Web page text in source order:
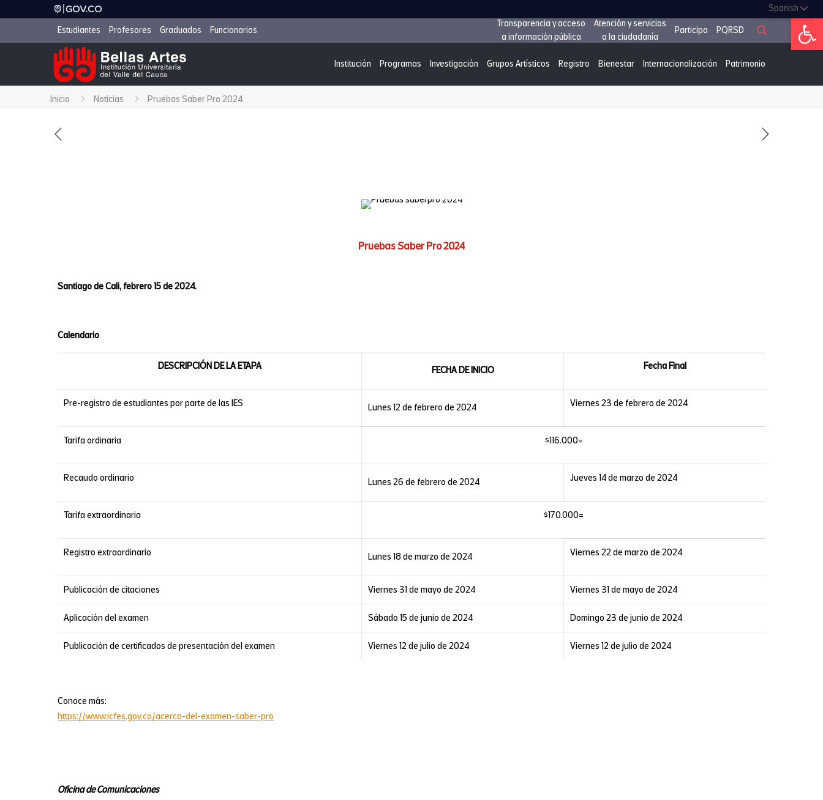
Abrir
Estudiantes Profesores Graduados Funcionarios
Transparencia y acceso
a información pública
Atención y servicios
a la ciudadanía
Participa PQRSD
Institución Programas Investigación Grupos Artísticos Registro Bienestar Internacionalización Patrimonio
Inicio Noticias Pruebas Saber Pro 2024
Pruebas Saber Pro 2024
Santiago de Cali, febrero 15 de 2024.
Calendario
DESCRIPCIÓN DE LA ETAPA FECHA DE INICIO Fecha Final
Pre-registro de estudiantes por parte de las IES Lunes 12 de febrero de 2024 Viernes 23 de febrero de 2024
Tarifa ordinaria $116.000=
Recaudo ordinario Lunes 26 de febrero de 2024 Jueves 14 de marzo de 2024
Tarifa extraordinaria $170.000=
Registro extraordinario Lunes 18 de marzo de 2024 Viernes 22 de marzo de 2024
Publicación de citaciones Viernes 31 de mayo de 2024 Viernes 31 de mayo de 2024
Aplicación del examen Sábado 15 de junio de 2024 Domingo 23 de junio de 2024
Publicación de certificados de presentación del examen Viernes 12 de julio de 2024 Viernes 12 de julio de 2024
Conoce más:
https://www.icfes.gov.co/acerca-del-examen-saber-pro
Oficina de Comunicaciones